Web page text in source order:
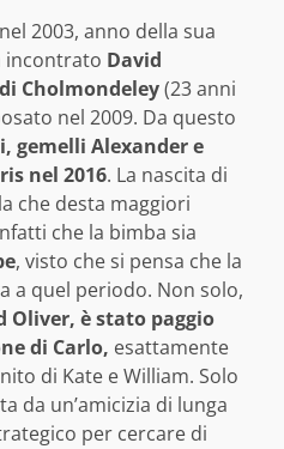
2003, anno della sua
incontrato David
Cholmondeley(23 anni
nel 2009. Da questo
gemelli Alexander e
nel 2016. La nascita di
che desta maggiori
che la bimba sia
, visto che si pensa che la
a quel periodo. Non solo,
Oliver, è stato paggio
di Carlo, esattamente
di Kate e William. Solo
da un’amicizia di lunga
per cercare di